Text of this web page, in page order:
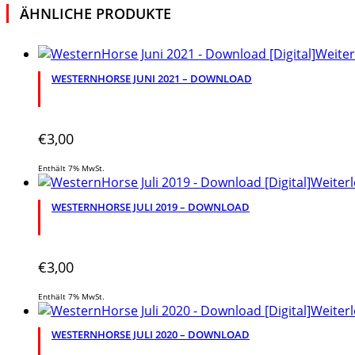
ÄHNLICHE PRODUKTE
WESTERNHORSE JUNI 2021 – DOWNLOAD
€3,00
Enthält 7% MwSt.
WESTERNHORSE JULI 2019 – DOWNLOAD
€3,00
Enthält 7% MwSt.
WESTERNHORSE JULI 2020 – DOWNLOAD